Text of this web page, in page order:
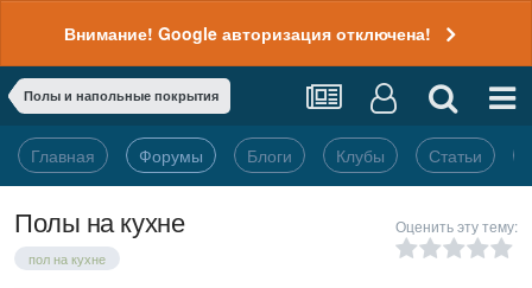
Внимание! Google авторизация отключена!
Полы и напольные покрытия
Главная Форумы Блоги Клубы Статьи
Полы на кухне
пол на кухне
Оценить эту тему: